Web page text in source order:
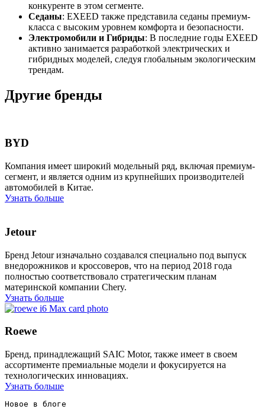
конкуренте в этом сегменте.
Седаны: EXEED также представила седаны премиум-
класса с высоким уровнем комфорта и безопасности.
Электромобили и Гибриды: В последние годы EXEED
активно занимается разработкой электрических и
гибридных моделей, следуя глобальным экологическим
трендам.
Другие бренды
BYD
Компания имеет широкий модельный ряд, включая премиум-
сегмент, и является одним из крупнейших производителей
автомобилей в Китае.
Узнать больше
Jetour
Бренд Jetour изначально создавался специально под выпуск
внедорожников и кроссоверов, что на период 2018 года
полностью соответствовало стратегическим планам
материнской компании Chery.
Узнать больше
Roewe
Бренд, принадлежащий SAIC Motor, также имеет в своем
ассортименте премиальные модели и фокусируется на
технологических инновациях.
Узнать больше
Новое в блоге